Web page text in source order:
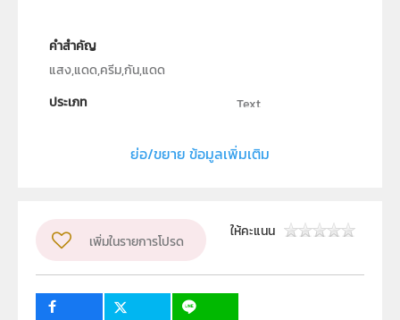
คำสำคัญ
แสง,แดด,ครีม,กัน,แดด
ประเภท
Text
สาขาวิชาฟิสิกส์ วิทยาศาสตร์และเทคโนโลยี มหาวิทยาลัย
ปิยวรรณ คำสาร และ มยุรี ศรีวรรณะ
ระดับชั้น
ม.4, ม.5, ม.6
กลุ่มเป้าหมาย
ย่อ/ขยาย ข้อมูลเพิ่มเติม
เพิ่มในรายการโปรด
ให้คะแนน